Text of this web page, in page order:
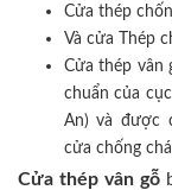
Cửa thép
Và cửa Thép
Cửa thép vân
chuẩn của
An) và được
cửa chống
Cửa thép vân gỗ